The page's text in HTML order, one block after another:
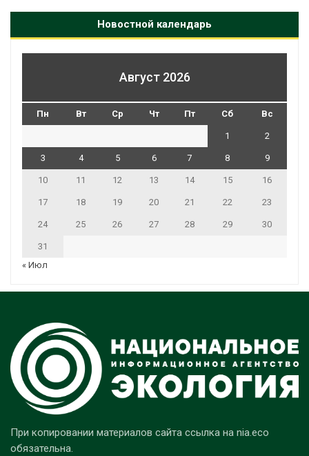
Новостной календарь
Август 2026
Пн Вт Ср Чт Пт Сб Вс
1 2
3 4 5 6 7 8 9
10 11 12 13 14 15 16
17 18 19 20 21 22 23
24 25 26 27 28 29 30
31
« Июл
При копировании материалов сайта ссылка на nia.eco
обязательна.